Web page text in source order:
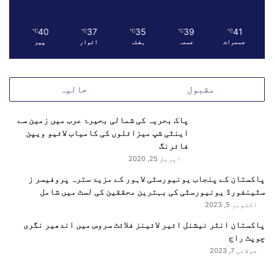
41
℃
جمعرات
39
℃
جمعہ
35
℃
ہفتہ
37
℃
اتوار
40
℃
پیر
مقبول حالیہ
پاک بحریہ کی شمالی بحیرۂ عرب میں زمین سے
اینٹی شپ میزائلوں کی کامیاب لائیو ویپن
فائرنگ
اپریل 25, 2020
پاکستان کے پنجاب یونیورسٹی لاہور کے مزید سترہ پروفیسر ز
سٹینفورڈ یونیورسٹی کی بہترین محققین کی لسٹ میں شامل
اکتوبر 5, 2023
پاکستان انٹر نیشنل ائیر لائینز فلائٹ سروس میں اندھیر نگری
چوپٹ راج
جولائی 7, 2023